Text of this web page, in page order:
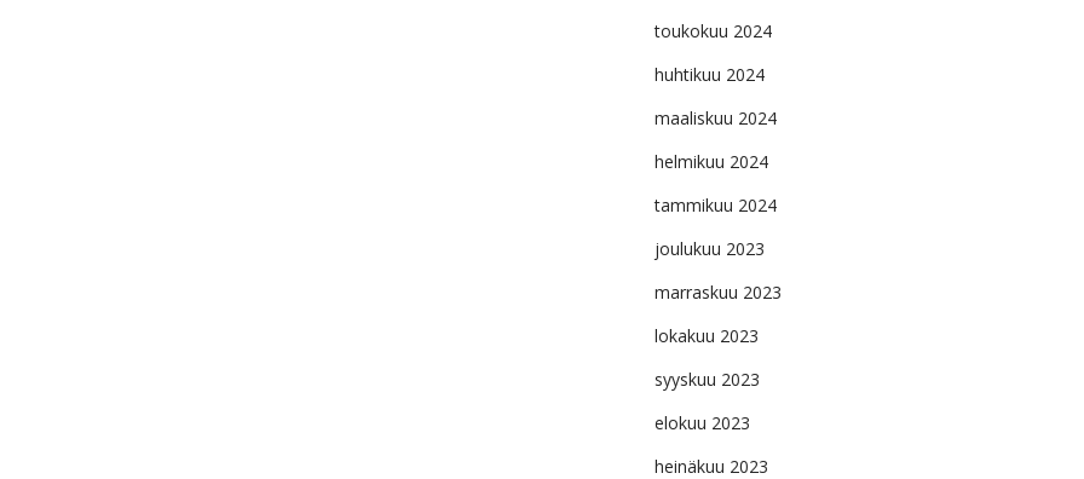
toukokuu 2024
huhtikuu 2024
maaliskuu 2024
helmikuu 2024
tammikuu 2024
joulukuu 2023
marraskuu 2023
lokakuu 2023
syyskuu 2023
elokuu 2023
heinäkuu 2023